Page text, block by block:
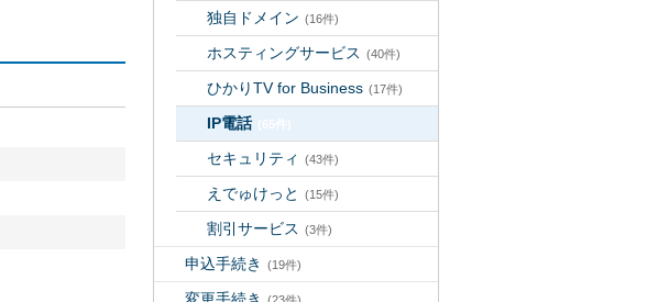
独自ドメイン (16件)
ホスティングサービス (40件)
ひかりTV for Business (17件)
IP電話
セキュリティ (43件)
えでゅけっと (15件)
割引サービス (3件)
申込手続き (19件)